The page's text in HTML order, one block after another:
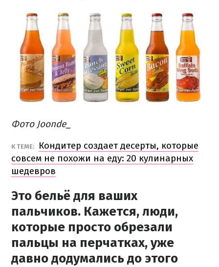
Фото Joonde_
К ТЕМЕ:
Кондитер создает десерты, которые
совсем не похожи на еду: 20 кулинарных
шедевров
Это бельё для ваших
пальчиков. Кажется, люди,
которые просто обрезали
пальцы на перчатках, уже
давно додумались до этого